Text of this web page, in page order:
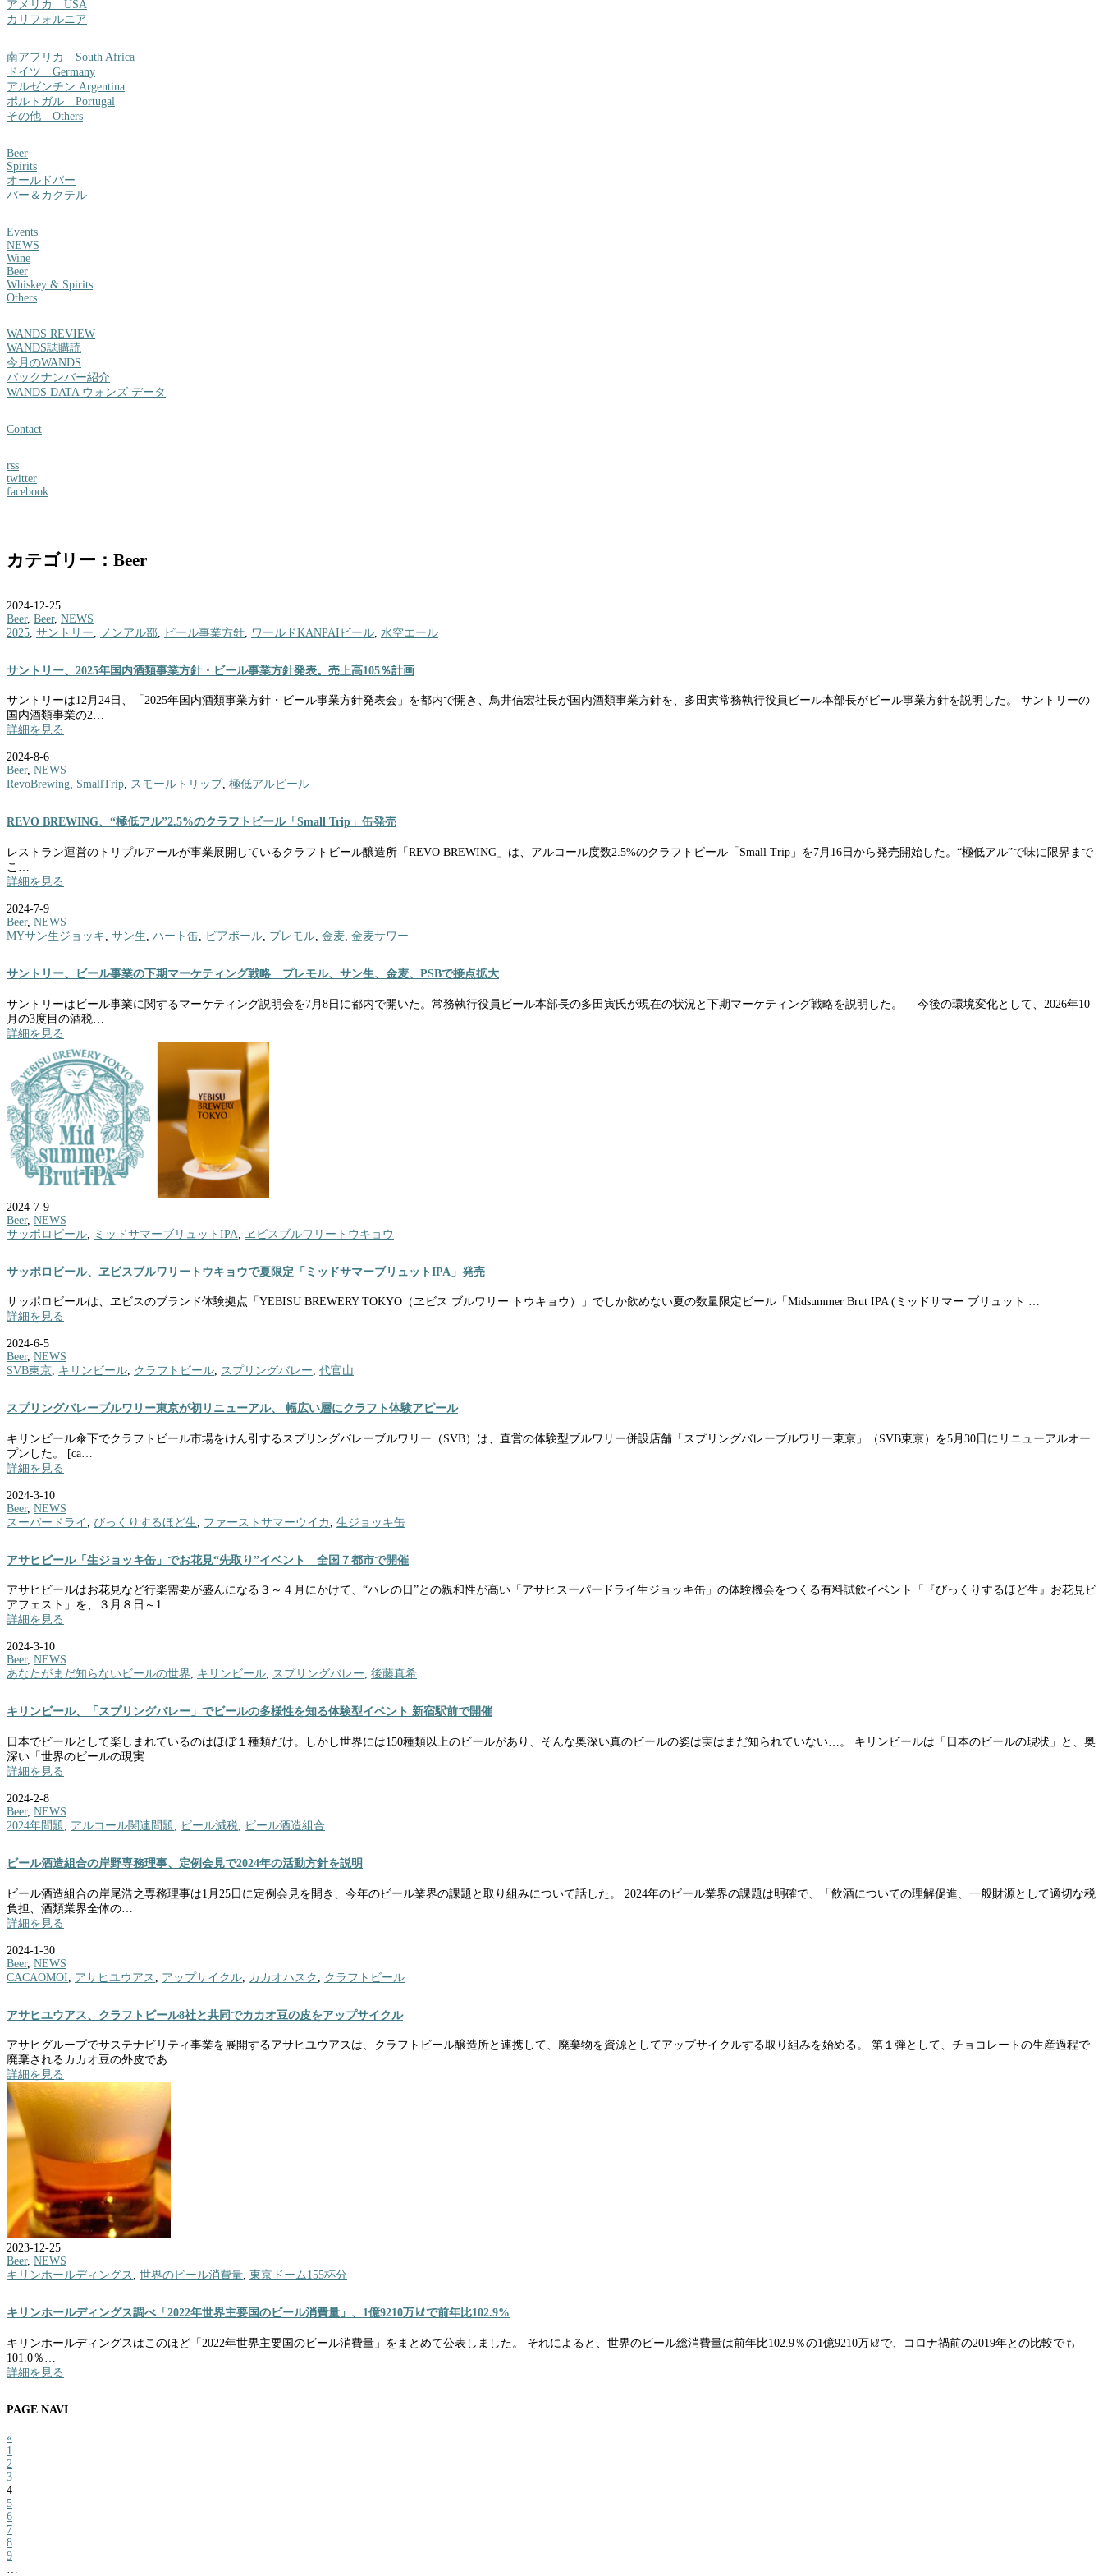
アメリカ USA
カリフォルニア
南アフリカ South Africa
ドイツ Germany
アルゼンチン Argentina
ポルトガル Portugal
その他 Others
Beer
Spirits
オールドパー
バー＆カクテル
Events
NEWS
Wine
Beer
Whiskey & Spirits
Others
WANDS REVIEW
WANDS誌購読
今月のWANDS
バックナンバー紹介
WANDS DATA ウォンズ データ
Contact
rss
twitter
facebook
カテゴリー：Beer
2024-12-25
Beer, Beer, NEWS
2025 サントリー ノンアル部 ビール事業方針 ワールドKANPAIビール 水空エール
サントリー、2025年国内酒類事業方針・ビール事業方針発表。売上高105％計画
サントリーは12月24日、「2025年国内酒類事業方針・ビール事業方針発表会」を都内で開き、鳥井信宏社長が国内酒類事業方針を、多田寅常務執行役員ビール本部長がビール事業方針を説明した。 サントリーの
国内酒類事業の2…
詳細を見る
2024-8-6
Beer, NEWS
RevoBrewing, SmallTrip, スモールトリップ, 極低アルビール
REVO BREWING、“極低アル”2.5%のクラフトビール「Small Trip」缶発売
レストラン運営のトリプルアールが事業展開しているクラフトビール醸造所「REVO BREWING」は、アルコール度数2.5%のクラフトビール「Small Trip」を7月16日から発売開始した。“極低アル”で味に限界まで
こ…
詳細を見る
2024-7-9
Beer, NEWS
MYサン生ジョッキ サン生 ハート缶 ビアボール プレモル 金麦 金麦サワー
サントリー、ビール事業の下期マーケティング戦略 プレモル、サン生、金麦、PSBで接点拡大
サントリーはビール事業に関するマーケティング説明会を7月8日に都内で開いた。常務執行役員ビール本部長の多田寅氏が現在の状況と下期マーケティング戦略を説明した。 今後の環境変化として、2026年10
月の3度目の酒税…
詳細を見る
2024-7-9
Beer, NEWS
サッポロビール
ミッドサマーブリュットIPA ヱビスブルワリートウキョウ
サッポロビール、ヱビスブルワリートウキョウで夏限定「ミッドサマーブリュットIPA」発売
サッポロビールは、ヱビスのブランド体験拠点「YEBISU BREWERY TOKYO（ヱビス ブルワリー トウキョウ）」でしか飲めない夏の数量限定ビール「Midsummer Brut IPA (ミッドサマー ブリュット …
詳細を見る
2024-6-5
Beer, NEWS
SVB東京, キリンビール, クラフトビール, スプリングバレー, 代官山
スプリングバレーブルワリー東京が初リニューアル、 幅広い層にクラフト体験アピール
キリンビール傘下でクラフトビール市場をけん引するスプリングバレーブルワリー（SVB）は、直営の体験型ブルワリー併設店舗「スプリングバレーブルワリー東京」（SVB東京）を5月30日にリニューアルオー
プンした。 [ca…
詳細を見る
2024-3-10
Beer, NEWS
スーパードライ
びっくりするほど生 ファーストサマーウイカ 生ジョッキ缶
アサヒビール「生ジョッキ缶」でお花見“先取り”イベント 全国７都市で開催
アサヒビールはお花見など行楽需要が盛んになる３～４月にかけて、“ハレの日”との親和性が高い「アサヒスーパードライ生ジョッキ缶」の体験機会をつくる有料試飲イベント「『びっくりするほど生』お花見ビ
アフェスト」を、３月８日～1…
詳細を見る
2024-3-10
Beer, NEWS
あなたがまだ知らないビールの世界, キリンビール, スプリングバレー, 後藤真希
キリンビール、「スプリングバレー」でビールの多様性を知る体験型イベント 新宿駅前で開催
日本でビールとして楽しまれているのはほぼ１種類だけ。しかし世界には150種類以上のビールがあり、そんな奥深い真のビールの姿は実はまだ知られていない…。 キリンビールは「日本のビールの現状」と、奥
深い「世界のビールの現実…
詳細を見る
2024-2-8
Beer, NEWS
2024年問題, アルコール関連問題, ビール減税, ビール酒造組合
ビール酒造組合の岸野専務理事、定例会見で2024年の活動方針を説明
ビール酒造組合の岸尾浩之専務理事は1月25日に定例会見を開き、今年のビール業界の課題と取り組みについて話した。 2024年のビール業界の課題は明確で、「飲酒についての理解促進、一般財源として適切な税
負担、酒類業界全体の…
詳細を見る
2024-1-30
Beer, NEWS
CACAOMOI
アサヒユウアス アップサイクル カカオハスク クラフトビール
アサヒユウアス、クラフトビール8社と共同でカカオ豆の皮をアップサイクル
アサヒグループでサステナビリティ事業を展開するアサヒユウアスは、クラフトビール醸造所と連携して、廃棄物を資源としてアップサイクルする取り組みを始める。 第１弾として、チョコレートの生産過程で
廃棄されるカカオ豆の外皮であ…
詳細を見る
2023-12-25
Beer, NEWS
キリンホールディングス , 世界のビール消費量, 東京ドーム155杯分
キリンホールディングス調べ「2022年世界主要国のビール消費量」、1億9210万㎘で前年比102.9%
キリンホールディングスはこのほど「2022年世界主要国のビール消費量」をまとめて公表しました。 それによると、世界のビール総消費量は前年比102.9％の1億9210万㎘で、コロナ禍前の2019年との比較でも
101.0％…
詳細を見る
PAGE NAVI
«
1
2
3
4
5
6
7
8
9
…